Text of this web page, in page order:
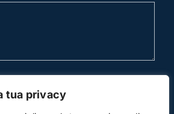
tua privacy